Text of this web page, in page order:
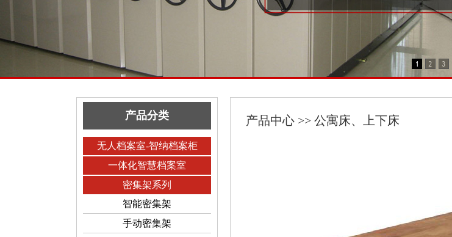
产品分类
无人档案室-智纳档案柜
一体化智慧档案室
密集架系列
智能密集架
手动密集架
产品中心 >> 公寓床、上下床